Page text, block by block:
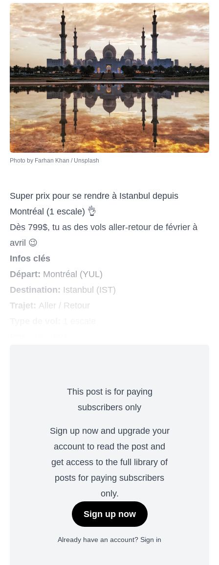
Photo by Farhan Khan / Unsplash
Super prix pour se rendre à Istanbul depuis
Montréal (1 escale) 👌
Dès 799$, tu as des vols aller-retour de février à
avril 😉
Infos clés
Départ: Montréal (YUL)
Destination: Istanbul (IST)
Trajet: Aller / Retour
This post is for paying
subscribers only
Sign up now and upgrade your
account to read the post and
get access to the full library of
posts for paying subscribers
only.
Sign up now
Already have an account? Sign in